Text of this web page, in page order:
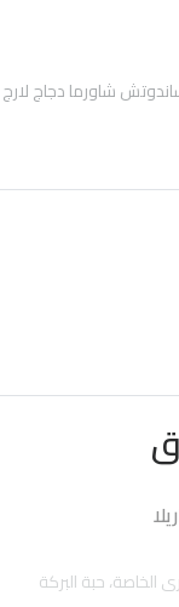
شاورما دجاج لارج
حبة البركة